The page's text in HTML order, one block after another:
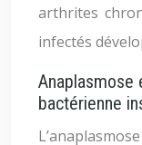
arthrites
infectés
Anaplasmose
bactérienne